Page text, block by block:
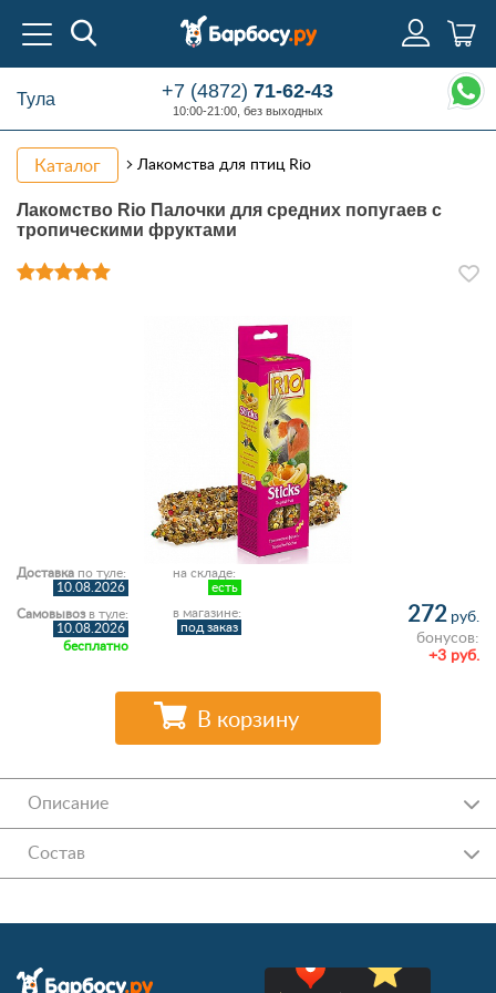
Тула +7 (4872)71-62-43
10:00-21:00, без выходных
Каталог Лакомства для птиц Rio
Лакомство Rio Палочки для средних попугаев с
тропическими фруктами
на складе:
есть
в магазине:
под заказ
Доставка по туле:
10.08.2026
Самовывозв туле:
10.08.2026
бесплатно
272 руб.
бонусов:
+3 руб.
В корзину
Описание
Состав